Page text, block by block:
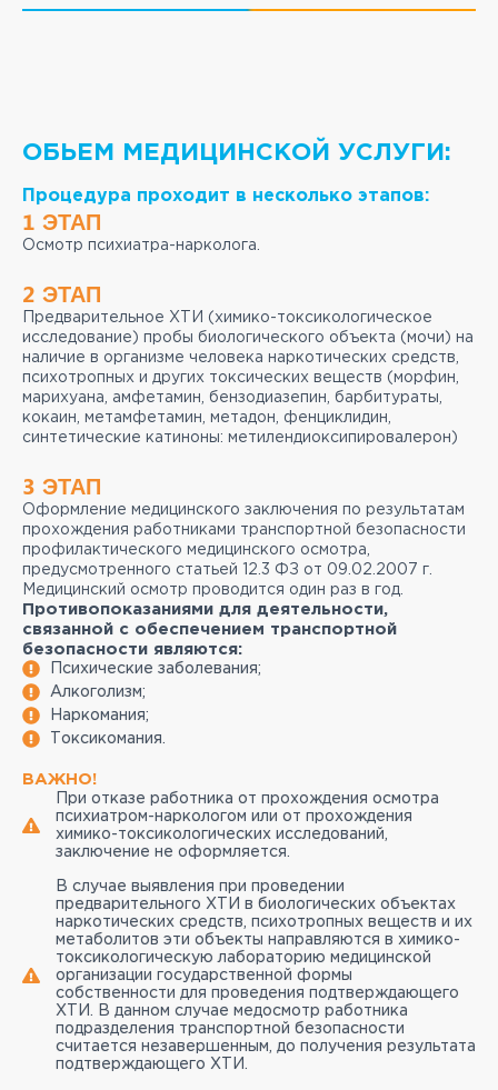
ОБЬЕМ МЕДИЦИНСКОЙ УСЛУГИ:
Процедура проходит в несколько этапов:
1 ЭТАП
Осмотр психиатра-нарколога.
2 ЭТАП
Предварительное ХТИ (химико-токсикологическое
исследование) пробы биологического объекта (мочи) на
наличие в организме человека наркотических средств,
психотропных и других токсических веществ (морфин,
марихуана, амфетамин, бензодиазепин, барбитураты,
кокаин, метамфетамин, метадон, фенциклидин,
синтетические катиноны: метилендиоксипировалерон)
3 ЭТАП
Оформление медицинского заключения по результатам
прохождения работниками транспортной безопасности
профилактического медицинского осмотра,
предусмотренного статьей 12.3 ФЗ от 09.02.2007 г.
Медицинский осмотр проводится один раз в год.
Противопоказаниями для деятельности,
связанной с обеспечением транспортной
безопасности являются:
Психические заболевания;
Алкоголизм;
Наркомания;
Токсикомания.
ВАЖНО!
При отказе работника от прохождения осмотра
психиатром-наркологом или от прохождения
химико-токсикологических исследований,
заключение не оформляется.
В случае выявления при проведении
предварительного ХТИ в биологических объектах
наркотических средств, психотропных веществ и их
метаболитов эти объекты направляются в химико-
токсикологическую лабораторию медицинской
организации государственной формы
собственности для проведения подтверждающего
ХТИ. В данном случае медосмотр работника
подразделения транспортной безопасности
считается незавершенным, до получения результата
подтверждающего ХТИ.